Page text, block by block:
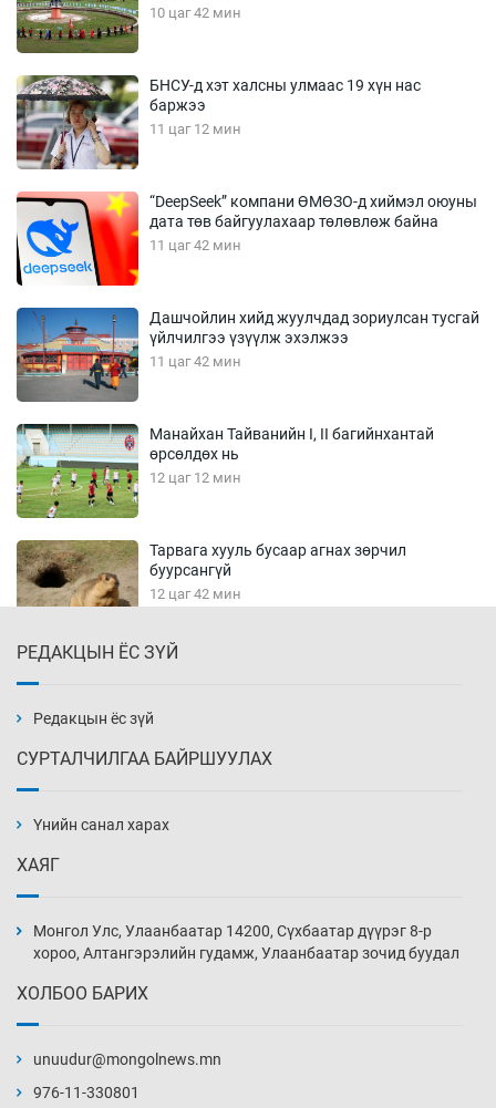
10 цаг 42 мин
БНСУ-д хэт халсны улмаас 19 хүн нас
баржээ
11 цаг 12 мин
“DeepSeek” компани ӨМӨЗО-д хиймэл оюуны
дата төв байгуулахаар төлөвлөж байна
11 цаг 42 мин
Дашчойлин хийд жуулчдад зориулсан тусгай
үйлчилгээ үзүүлж эхэлжээ
11 цаг 42 мин
Манайхан Тайванийн I, II багийнхантай
өрсөлдөх нь
12 цаг 12 мин
Тарвага хууль бусаар агнах зөрчил
буурсангүй
12 цаг 42 мин
13 цаг 12 мин
13 цаг 42 мин
14 цаг 12 мин
хэмжээг шинэчлэн тогтоох нь
РЕДАКЦЫН ЁС ЗҮЙ
Редакцын ёс зүй
СУРТАЛЧИЛГАА БАЙРШУУЛАХ
Үнийн санал харах
ХАЯГ
Монгол Улс, Улаанбаатар 14200, Сүхбаатар дүүрэг 8-р
хороо, Алтангэрэлийн гудамж, Улаанбаатар зочид буудал
ХОЛБОО БАРИХ
unuudur@mongolnews.mn
976-11-330801